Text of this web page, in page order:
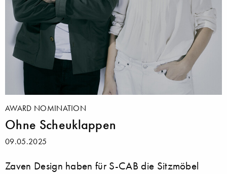
AWARD NOMINATION
Ohne Scheuklappen
09.05.2025
Zaven Design haben für S-CAB die Sitzmöbel